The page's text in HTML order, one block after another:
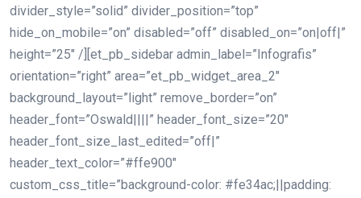
divider_style=”solid” divider_position=”top”
hide_on_mobile=”on” disabled=”off” disabled_on=”on|off|”
height=”25″ /][et_pb_sidebar admin_label=”Infografis”
orientation=”right” area=”et_pb_widget_area_2″
background_layout=”light” remove_border=”on”
header_font=”Oswald||||” header_font_size=”20″
header_font_size_last_edited=”off|”
header_text_color=”#ffe900″
custom_css_title=”background-color: #fe34ac;||padding: